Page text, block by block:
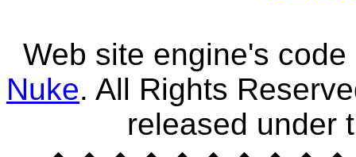
Web site engine's
Nuke. All Rights
released under